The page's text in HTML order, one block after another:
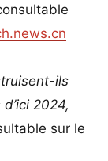
ils
2024,
sur le